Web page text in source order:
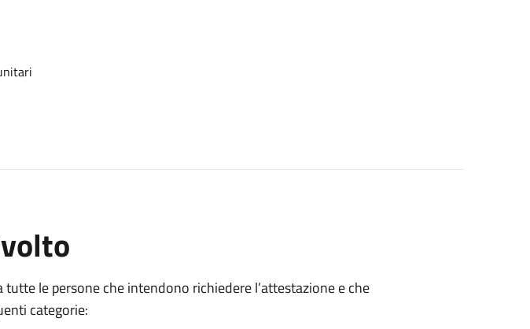
tutte le persone che intendono richiedere l’attestazione e che
categorie: